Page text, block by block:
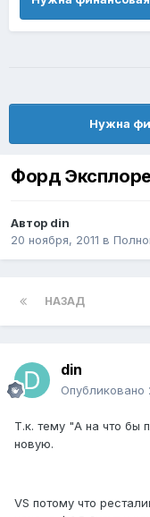
Нужна
Форд
Автор din
20 ноября, 2011 в
НАЗАД
din
Опубликовано
Т.к. тему "А на что бы
новую.
VS потому что